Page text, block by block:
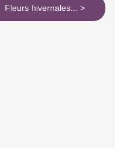
Fleurs hivernales... >